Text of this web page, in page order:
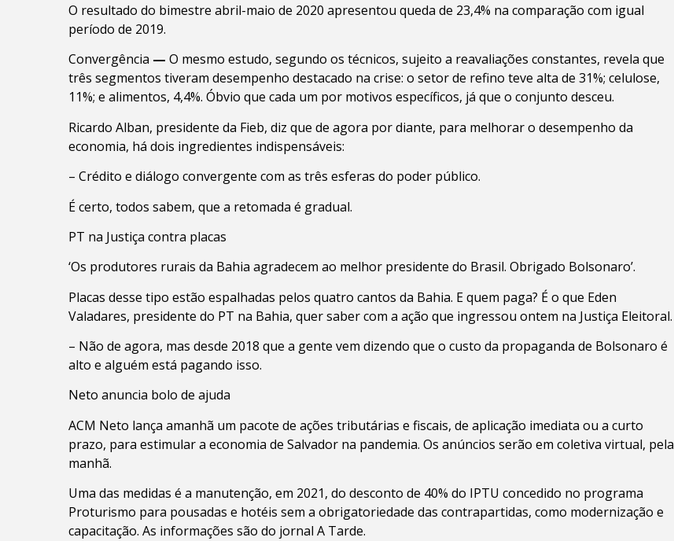
O resultado do bimestre abril-maio de 2020 apresentou queda de 23,4% na comparação com igual
período de 2019.
Convergência — O mesmo estudo, segundo os técnicos, sujeito a reavaliações constantes, revela que
três segmentos tiveram desempenho destacado na crise: o setor de refino teve alta de 31%; celulose,
11%; e alimentos, 4,4%. Óbvio que cada um por motivos específicos, já que o conjunto desceu.
Ricardo Alban, presidente da Fieb, diz que de agora por diante, para melhorar o desempenho da
economia, há dois ingredientes indispensáveis:
– Crédito e diálogo convergente com as três esferas do poder público.
É certo, todos sabem, que a retomada é gradual.
PT na Justiça contra placas
‘Os produtores rurais da Bahia agradecem ao melhor presidente do Brasil. Obrigado Bolsonaro’.
Placas desse tipo estão espalhadas pelos quatro cantos da Bahia. E quem paga? É o que Eden
Valadares, presidente do PT na Bahia, quer saber com a ação que ingressou ontem na Justiça Eleitoral.
– Não de agora, mas desde 2018 que a gente vem dizendo que o custo da propaganda de Bolsonaro é
alto e alguém está pagando isso.
Neto anuncia bolo de ajuda
ACM Neto lança amanhã um pacote de ações tributárias e fiscais, de aplicação imediata ou a curto
prazo, para estimular a economia de Salvador na pandemia. Os anúncios serão em coletiva virtual, pela
manhã.
Uma das medidas é a manutenção, em 2021, do desconto de 40% do IPTU concedido no programa
Proturismo para pousadas e hotéis sem a obrigatoriedade das contrapartidas, como modernização e
capacitação. As informações são do jornal A Tarde.